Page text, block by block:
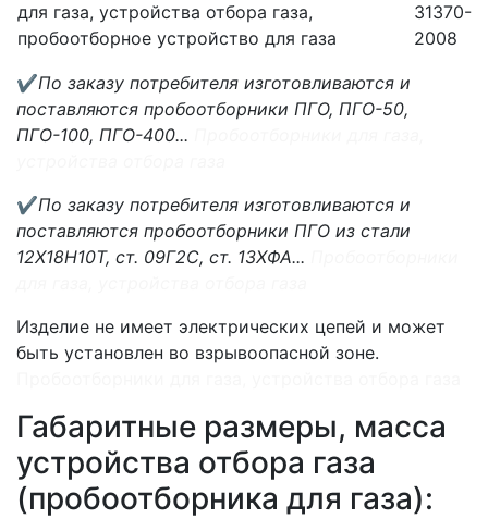
для газа, устройства отбора газа,
пробоотборное устройство для газа
31370-
2008
✔По заказу потребителя изготовливаются и
поставляются пробоотборники ПГО, ПГО-50,
ПГО-100, ПГО-400...
✔По заказу потребителя изготовливаются и
поставляются пробоотборники ПГО из стали
12Х18Н10Т, ст. 09Г2С, ст. 13ХФА...
Изделие не имеет электрических цепей и может
быть установлен во взрывоопасной зоне.
Габаритные размеры, масса
устройства отбора газа
(пробоотборника для газа):